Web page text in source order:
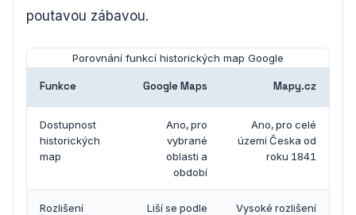
poutavou zábavou.
Porovnání funkcí historických map Google
Funkce Google Maps Mapy.cz
Dostupnost
historických
map
Ano, pro
vybrané
oblasti a
období
Ano, pro celé
území Česka od
roku 1841
Rozlišení
Liší se podle
Vysoké rozlišení